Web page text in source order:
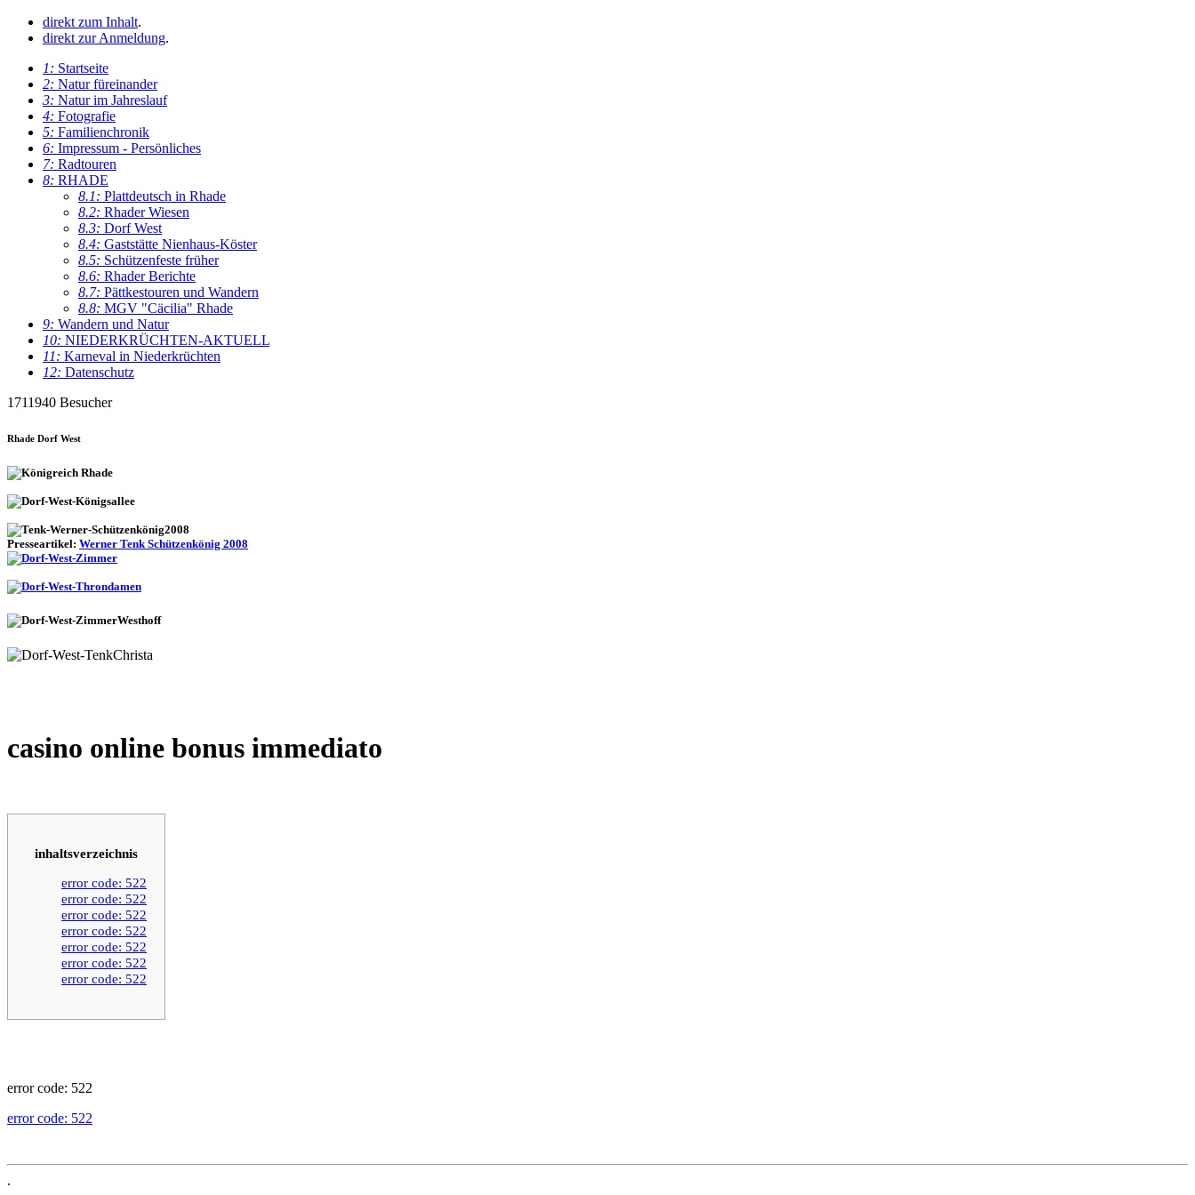
direkt zum Inhalt.
direkt zur Anmeldung.
1: Startseite
2: Natur füreinander
3: Natur im Jahreslauf
4: Fotografie
5: Familienchronik
6: Impressum - Persönliches
7: Radtouren
8: RHADE
8.1: Plattdeutsch in Rhade
8.2: Rhader Wiesen
8.3: Dorf West
8.4: Gaststätte Nienhaus-Köster
8.5: Schützenfeste früher
8.6: Rhader Berichte
8.7: Pättkestouren und Wandern
8.8: MGV "Cäcilia" Rhade
9: Wandern und Natur
10: NIEDERKRÜCHTEN-AKTUELL
11: Karneval in Niederkrüchten
12: Datenschutz
1711940 Besucher
Rhade Dorf West
Presseartikel: Werner Tenk Schützenkönig 2008
casino online bonus immediato
inhaltsverzeichnis
error code: 522
error code: 522
error code: 522
error code: 522
error code: 522
error code: 522
error code: 522
error code: 522
error code: 522
.